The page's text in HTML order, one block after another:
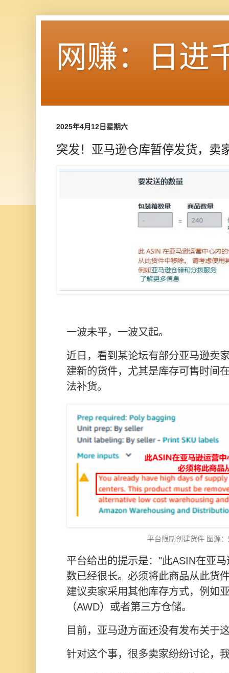
网赚：日进
2025年4月12日星期六
突发！亚马逊仓库暂停发货，卖
一波未平，一波又起。
近日，看到某论坛有部分亚马逊卖
建新的货件，尤其是库存可售时间
法补货。
平台限制创建货件 图源
平台给出的提示是："此ASIN在亚
数已经很长。必须将此商品从此货
建议卖家采用其他库存方式，例如
（AWD）或者第三方仓储。
目前，亚马逊方面还没有发布关于
针对这个事，很多卖家纷纷讨论，